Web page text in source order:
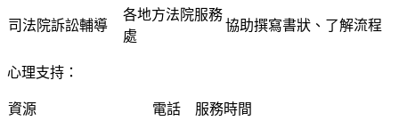
司法院訴訟輔導
各地方法院服務
處
協助撰寫書狀、了解流程
心理支持：
資源 電話
服務時間